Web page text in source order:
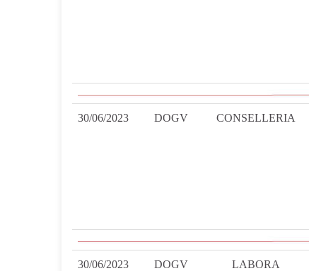
30/06/2023 DOGV CONSELLERIA
30/06/2023 DOGV
LABORA